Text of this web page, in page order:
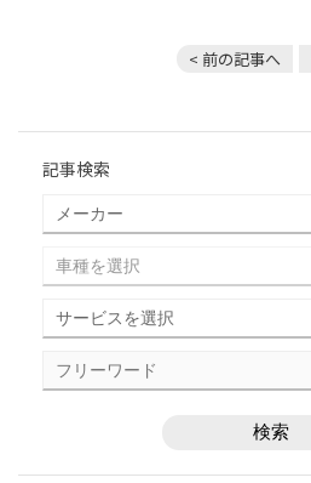
< 前の記事へ
記事検索